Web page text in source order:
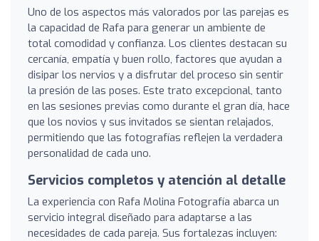
Uno de los aspectos más valorados por las parejas es
la capacidad de Rafa para generar un ambiente de
total comodidad y confianza. Los clientes destacan su
cercanía, empatía y buen rollo, factores que ayudan a
disipar los nervios y a disfrutar del proceso sin sentir
la presión de las poses. Este trato excepcional, tanto
en las sesiones previas como durante el gran día, hace
que los novios y sus invitados se sientan relajados,
permitiendo que las fotografías reflejen la verdadera
personalidad de cada uno.
Servicios completos y atención al detalle
La experiencia con Rafa Molina Fotografía abarca un
servicio integral diseñado para adaptarse a las
necesidades de cada pareja. Sus fortalezas incluyen: